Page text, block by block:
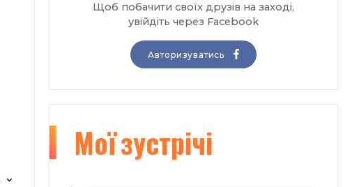
Щоб побачити своїх друзів на заході,
увійдіть через Facebook
Авторизуватись
Моїзустрічі